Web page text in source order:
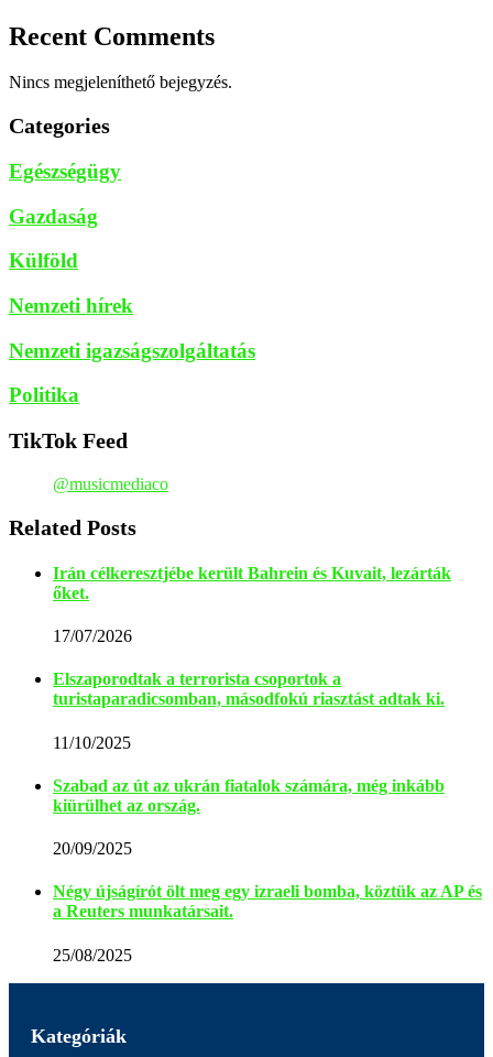
Recent Comments
Nincs megjeleníthető bejegyzés.
Categories
Egészségügy
Gazdaság
Külföld
Nemzeti hírek
Nemzeti igazságszolgáltatás
Politika
TikTok Feed
@musicmediaco
Related Posts
Irán célkeresztjébe került Bahrein és Kuvait, lezárták
őket.
17/07/2026
Elszaporodtak a terrorista csoportok a
turistaparadicsomban, másodfokú riasztást adtak ki.
11/10/2025
Szabad az út az ukrán fiatalok számára, még inkább
kiürülhet az ország.
20/09/2025
Négy újságírót ölt meg egy izraeli bomba, köztük az AP és
a Reuters munkatársait.
25/08/2025
Kategóriák